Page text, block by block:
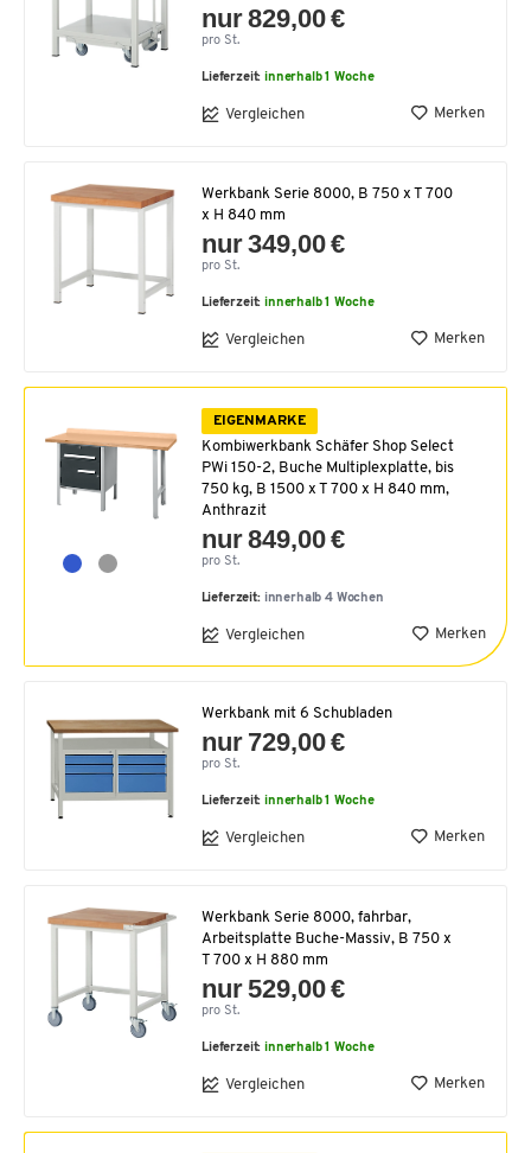
nur 829,00 €
pro St.
Lieferzeit:innerhalb 1 Woche
Vergleichen Merken
Werkbank Serie 8000, B 750 x T 700
x H 840 mm
nur 349,00 €
pro St.
Lieferzeit:innerhalb 1 Woche
Vergleichen Merken
EIGENMARKE
Kombiwerkbank Schäfer Shop Select
PWi 150-2, Buche Multiplexplatte, bis
750 kg, B 1500 x T 700 x H 840 mm,
Anthrazit
nur 849,00 €
pro St.
Lieferzeit: innerhalb 4 Wochen
Vergleichen Merken
Werkbank mit 6 Schubladen
nur 729,00 €
pro St.
Lieferzeit:innerhalb 1 Woche
Vergleichen Merken
Werkbank Serie 8000, fahrbar,
Arbeitsplatte Buche-Massiv, B 750 x
T 700 x H 880 mm
nur 529,00 €
pro St.
Lieferzeit:innerhalb 1 Woche
Vergleichen Merken